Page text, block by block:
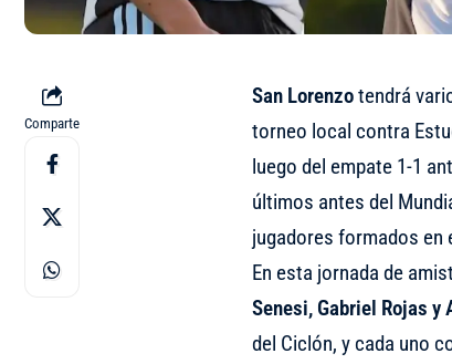
Comparte
San Lorenzotendrá
torneo local contra
luego del empate 1-1
últimos antes del
jugadores formados en
En esta jornada de
Senesi, Gabriel Rojas y
del Ciclón, y cada uno